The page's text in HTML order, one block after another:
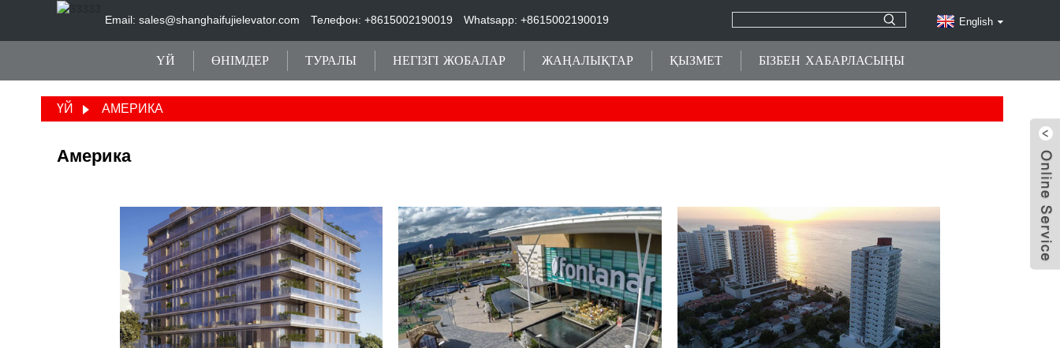
Email: sales@shanghaifujielevator.com Телефон: +8615002190019 Whatsapp: +8615002190019 English
ҮЙ ӨНІМДЕР ТУРАЛЫ НЕГІЗГІ ЖОБАЛАР ЖАҢАЛЫҚТАР ҚЫЗМЕТ БІЗБЕН ХАБАРЛАСЫҢЫ
ҮЙ АМЕРИКА
Америка